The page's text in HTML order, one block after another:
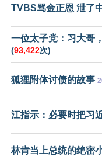
TVBS骂金正恩 泄了
一位太子党：习大哥
(93,422次)
狐狸附体讨债的故事
江指示：必要时把习
林肯当上总统的绝密